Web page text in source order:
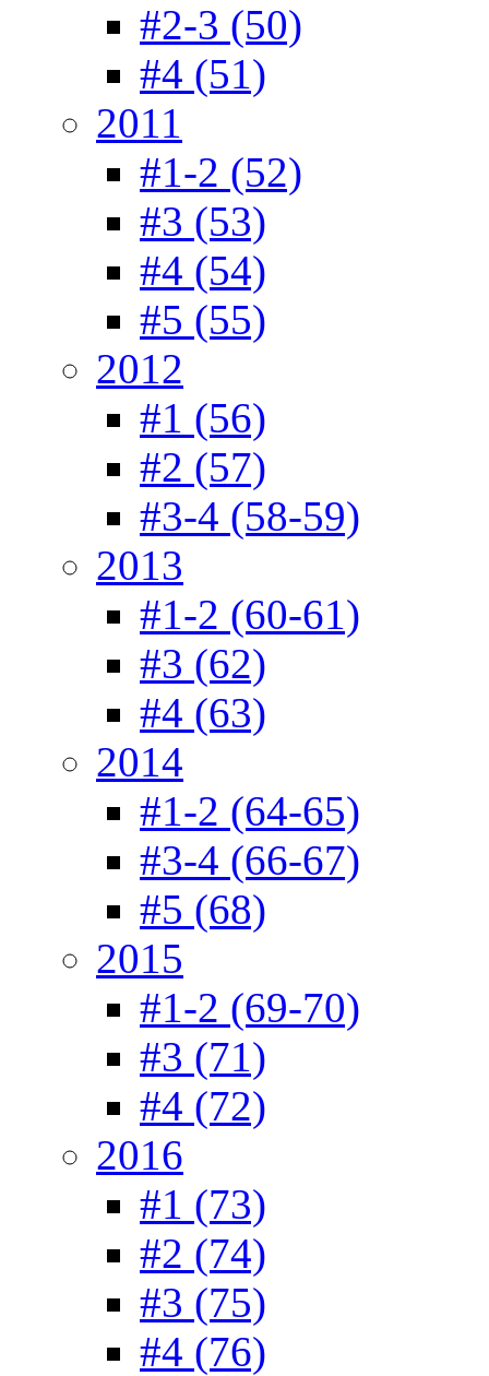
#2-3 (50)
#4 (51)
2011
#1-2 (52)
#3 (53)
#4 (54)
#5 (55)
2012
#1 (56)
#2 (57)
#3-4 (58-59)
2013
#1-2 (60-61)
#3 (62)
#4 (63)
2014
#1-2 (64-65)
#3-4 (66-67)
#5 (68)
2015
#1-2 (69-70)
#3 (71)
#4 (72)
2016
#1 (73)
#2 (74)
#3 (75)
#4 (76)